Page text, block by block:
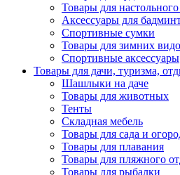
Товары для
Аксессуары для
Спортивные сумки
Товары для зимних
Спортивные аксессуары
Товары для дачи, туризма,
Шашлыки на даче
Товары для животных
Тенты
Складная мебель
Товары для сада и
Товары для плавания
Товары для пляжного
Товары для рыбалки